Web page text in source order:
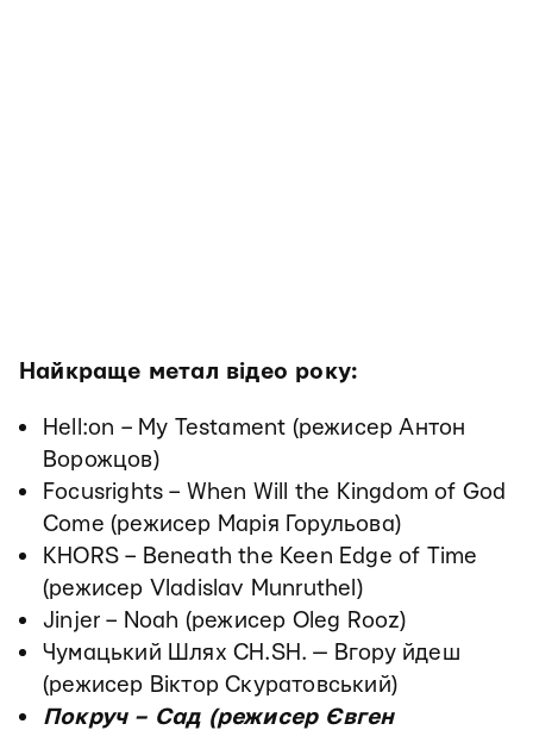
Найкраще метал відео року:
Hell:on – My Testament (режисер Антон
Ворожцов)
Focusrights – When Will the Kingdom of God
Come (режисер Марія Горульова)
KHORS – Beneath the Keen Edge of Time
(режисер Vladislav Munruthel)
Jinjer – Noah (режисер Oleg Rooz)
Чумацький Шлях CH.SH. — Вгору йдеш
(режисер Віктор Скуратовський)
Покруч – Сад (режисер Євген